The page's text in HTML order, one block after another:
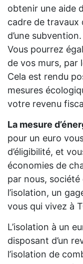
obtenir une aide
cadre de travaux
d’une subvention.
Vous pourrez
de vos murs, par
Cela est rendu
mesures
votre revenu
La mesure
pour un euro
d’éligibilité, et
économies de
par nous, société
l’isolation, un
vous qui vivez à
L’isolation à un
disposant d’un
l’isolation de